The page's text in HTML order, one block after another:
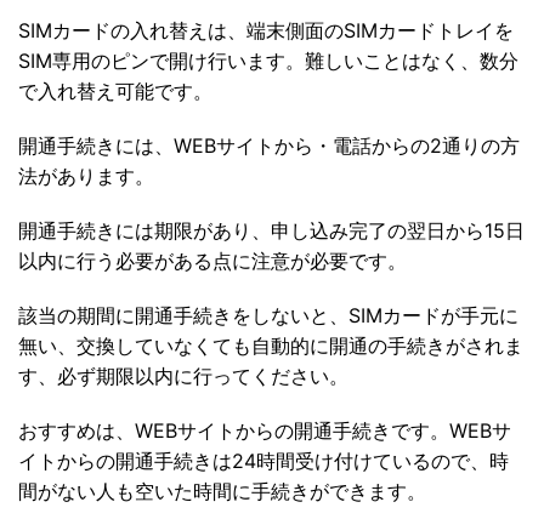
SIMカードの入れ替えは、端末側面のSIMカードトレイを
SIM専用のピンで開け行います。難しいことはなく、数分
で入れ替え可能です。
開通手続きには、WEBサイトから・電話からの2通りの方
法があります。
開通手続きには期限があり、申し込み完了の翌日から15日
以内に行う必要がある点に注意が必要です。
該当の期間に開通手続きをしないと、SIMカードが手元に
無い、交換していなくても自動的に開通の手続きがされま
す、必ず期限以内に行ってください。
おすすめは、WEBサイトからの開通手続きです。WEBサ
イトからの開通手続きは24時間受け付けているので、時
間がない人も空いた時間に手続きができます。